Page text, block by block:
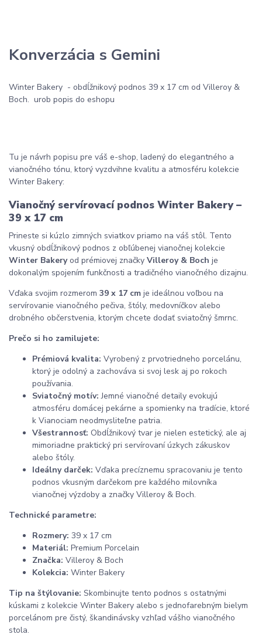
Konverzácia s Gemini
Winter Bakery - obdĺžnikový podnos 39 x 17 cm od Villeroy &
Boch. urob popis do eshopu
Tu je návrh popisu pre váš e-shop, ladený do elegantného a
vianočného tónu, ktorý vyzdvihne kvalitu a atmosféru kolekcie
Winter Bakery:
Vianočný servírovací podnos Winter Bakery –
39 x 17 cm
Prineste si kúzlo zimných sviatkov priamo na váš stôl. Tento
vkusný obdĺžnikový podnos z obľúbenej vianočnej kolekcie
Winter Bakeryod prémiovej značky Villeroy & Boch je
dokonalým spojením funkčnosti a tradičného vianočného dizajnu.
Vďaka svojim rozmerom 39 x 17 cm je ideálnou voľbou na
servírovanie vianočného pečiva, štóly, medovníčkov alebo
drobného občerstvenia, ktorým chcete dodať sviatočný šmrnc.
Prečo si ho zamilujete:
Prémiová kvalita: Vyrobený z prvotriedneho porcelánu,
ktorý je odolný a zachováva si svoj lesk aj po rokoch
používania.
Sviatočný motív: Jemné vianočné detaily evokujú
atmosféru domácej pekárne a spomienky na tradície, ktoré
k Vianociam neodmysliteľne patria.
Všestrannosť: Obdĺžnikový tvar je nielen estetický, ale aj
mimoriadne praktický pri servírovaní úzkych zákuskov
alebo štóly.
Ideálny darček: Vďaka precíznemu spracovaniu je tento
podnos vkusným darčekom pre každého milovníka
vianočnej výzdoby a značky Villeroy & Boch.
Technické parametre:
Rozmery: 39 x 17 cm
Materiál: Premium Porcelain
Značka: Villeroy & Boch
Kolekcia: Winter Bakery
Tip na štýlovanie: Skombinujte tento podnos s ostatnými
kúskami z kolekcie Winter Bakery alebo s jednofarebným bielym
porcelánom pre čistý, škandinávsky vzhľad vášho vianočného
stola.